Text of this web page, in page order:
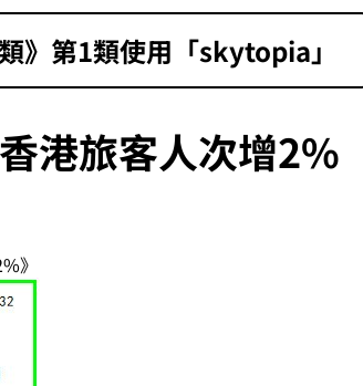
》第1類‌使用「skytopia」
港旅客人次增2%
》